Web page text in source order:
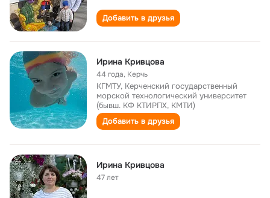
Добавить в друзья
Ирина Кривцова
44 года, Керчь
КГМТУ, Керченский государственный
морской технологический университет
(бывш. КФ КТИРПХ, КМТИ)
Добавить в друзья
Ирина Кривцова
47 лет